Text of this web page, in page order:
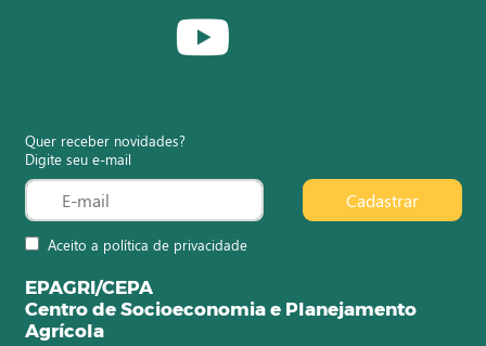
Quer receber novidades?
Digite seu e-mail
Aceito a política de privacidade
Cadastrar
EPAGRI/CEPA
Centro de Socioeconomia e Planejamento
Agrícola